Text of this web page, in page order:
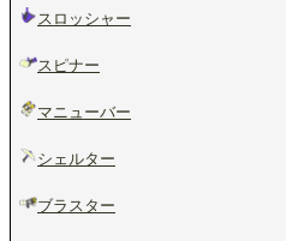
スロッシャー
スピナー
マニューバー
シェルター
ブラスター